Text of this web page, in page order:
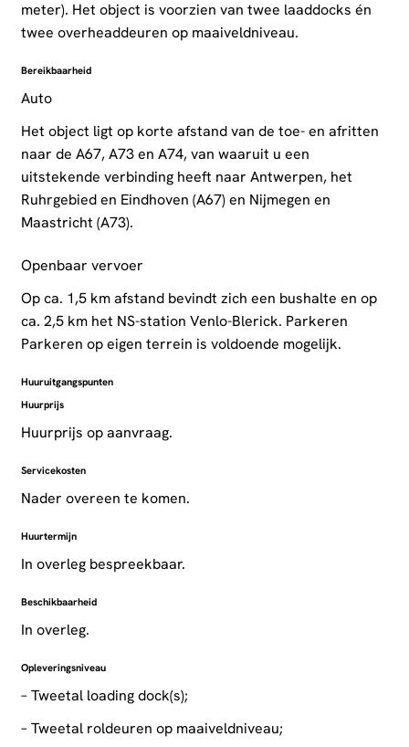
meter). Het object is voorzien van twee laaddocks én
twee overheaddeuren op maaiveldniveau.
Bereikbaarheid
Auto
Het object ligt op korte afstand van de toe- en afritten
naar de A67, A73 en A74, van waaruit u een
uitstekende verbinding heeft naar Antwerpen, het
Ruhrgebied en Eindhoven (A67) en Nijmegen en
Maastricht (A73).
Openbaar vervoer
Op ca. 1,5 km afstand bevindt zich een bushalte en op
ca. 2,5 km het NS-station Venlo-Blerick. Parkeren
Parkeren op eigen terrein is voldoende mogelijk.
Huuruitgangspunten
Huurprijs
Huurprijs op aanvraag.
Servicekosten
Nader overeen te komen.
Huurtermijn
In overleg bespreekbaar.
Beschikbaarheid
In overleg.
Opleveringsniveau
– Tweetal loading dock(s);
– Tweetal roldeuren op maaiveldniveau;